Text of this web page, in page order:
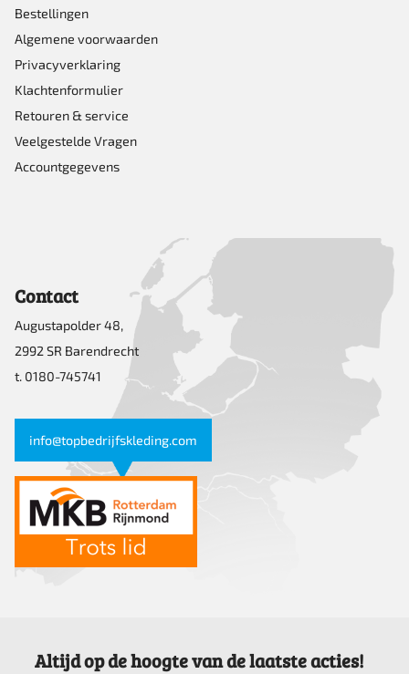
Bestellingen
Algemene voorwaarden
Privacyverklaring
Klachtenformulier
Retouren & service
Veelgestelde Vragen
Accountgegevens
Contact
Augustapolder 48,
2992 SR Barendrecht
t. 0180-745741
info@topbedrijfskleding.com
Altijd op de hoogte van de laatste acties!